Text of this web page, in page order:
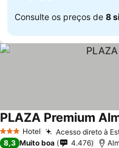
Consulte os preços de 8
3 EstrelasHotel Acesso direto à
PLAZA Premium
8,3 Muito boa 4.476